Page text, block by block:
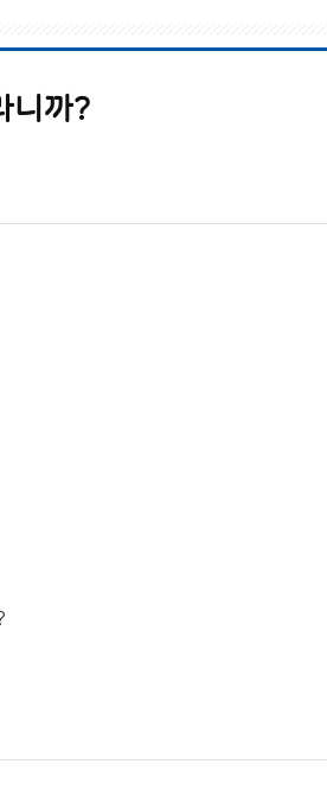
니까?